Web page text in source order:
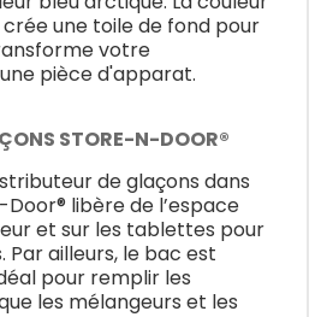
une toile de fond pour
votre
pièce d'apparat.
STORE-N-DOOR®
de glaçons dans
libère de l’espace
et sur les tablettes pour
Par ailleurs, le bac est
pour remplir les
les mélangeurs et les